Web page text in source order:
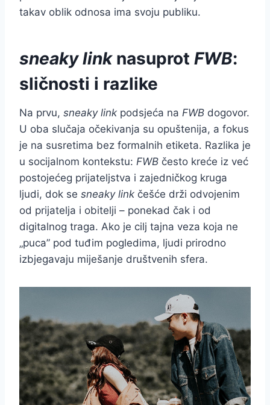
takav oblik odnosa ima svoju publiku.
sneaky linknasuprot FWB:
sličnosti i razlike
Na prvu, sneaky link podsjeća na FWB dogovor.
U oba slučaja očekivanja su opuštenija, a fokus
je na susretima bez formalnih etiketa. Razlika je
u socijalnom kontekstu: FWB često kreće iz već
postojećeg prijateljstva i zajedničkog kruga
ljudi, dok se sneaky link češće drži odvojenim
od prijatelja i obitelji – ponekad čak i od
digitalnog traga. Ako je cilj tajna veza koja ne
„puca” pod tuđim pogledima, ljudi prirodno
izbjegavaju miješanje društvenih sfera.